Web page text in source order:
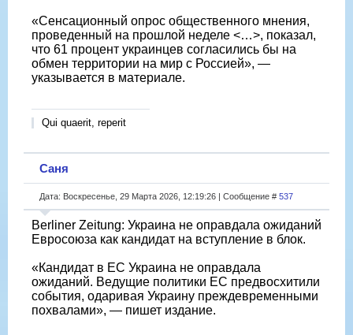
«Сенсационный опрос общественного мнения,
проведенный на прошлой неделе <…>, показал,
что 61 процент украинцев согласились бы на
обмен территории на мир с Россией», —
указывается в материале.
Qui quaerit, reperit
Саня
Дата: Воскресенье, 29 Марта 2026, 12:19:26 | Сообщение # 537
Berliner Zeitung: Украина не оправдала ожиданий
Евросоюза как кандидат на вступление в блок.
«Кандидат в ЕС Украина не оправдала
ожиданий. Ведущие политики ЕС предвосхитили
события, одаривая Украину преждевременными
похвалами», — пишет издание.